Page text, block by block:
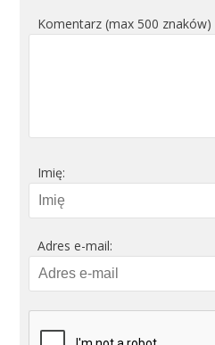
Komentarz (max 500 znaków)
Imię:
Adres e-mail: